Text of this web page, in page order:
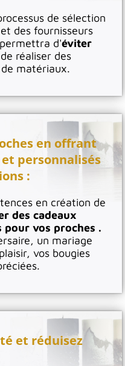
de sélection
des fournisseurs
d'éviter
réaliser des
matériaux.
en offrant
personnalisés
:
en création de
des cadeaux
pour vos proches .
un mariage
vos bougies
et réduisez